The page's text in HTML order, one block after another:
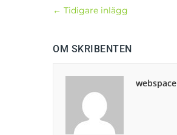
← Tidigare inlägg
OM SKRIBENTEN
webspace